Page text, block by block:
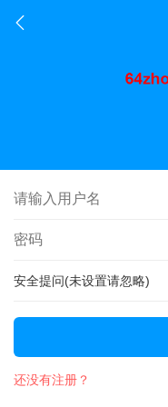
安全提问(未设置请忽略)
还没有注册？